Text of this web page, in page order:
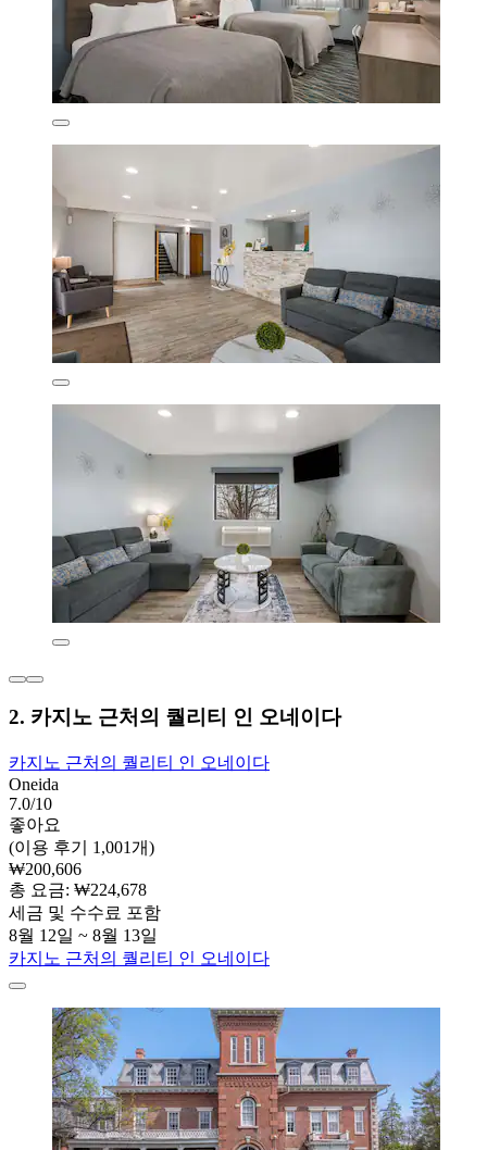
2. 카지노 근처의 퀄리티 인 오네이다
카지노 근처의 퀄리티 인 오네이다
Oneida
7.0/10
좋아요
(이용 후기 1,001개)
₩200,606
총 요금: ₩224,678
세금 및 수수료 포함
8월 12일 ~ 8월 13일
카지노 근처의 퀄리티 인 오네이다